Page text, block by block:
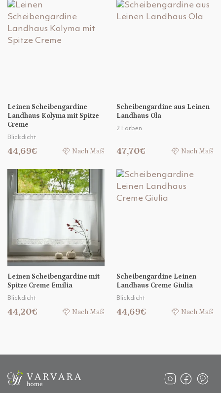
Leinen Scheibengardine
Landhaus Kolyma mit Spitze
Creme
Blickdicht
44,69€ Nach Maß
Scheibengardine aus Leinen
Landhaus Ola
2 Farben
47,70€ Nach Maß
Leinen Scheibengardine mit
Spitze Creme Emilia
Blickdicht
44,20€ Nach Maß
Scheibengardine Leinen
Landhaus Creme Giulia
Blickdicht
44,69€ Nach Maß